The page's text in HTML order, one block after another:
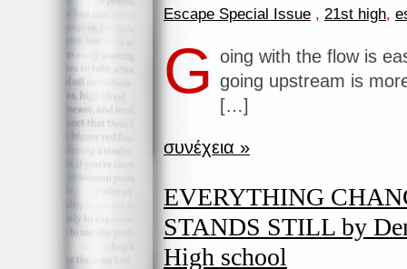
Escape Special Issue , 21st high,
G oing with the flow is
going upstream is
[…]
συνέχεια »
EVERYTHING
STANDS STILL by
High school